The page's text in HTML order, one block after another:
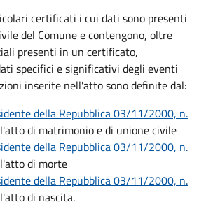
certificati i cui dati sono presenti
del Comune e contengono, oltre
presenti in un certificato,
specifici e significativi degli eventi
inserite nell'atto sono definite dal:
della Repubblica 03/11/2000, n.
di matrimonio e di unione civile
della Repubblica 03/11/2000, n.
di morte
della Repubblica 03/11/2000, n.
di nascita.